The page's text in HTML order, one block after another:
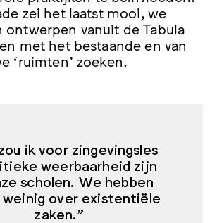
zei het laatst mooi, we
ontwerpen vanuit de Tabula
met het bestaande en van
‘ruimten’ zoeken.
ik voor zingevingsles
weerbaarheid zijn
scholen. We hebben
over existentiële
zaken.”